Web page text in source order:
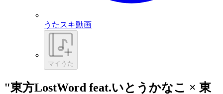
うたスキ動画
マイうた
"東方LostWord feat.いとうかなこ × 東